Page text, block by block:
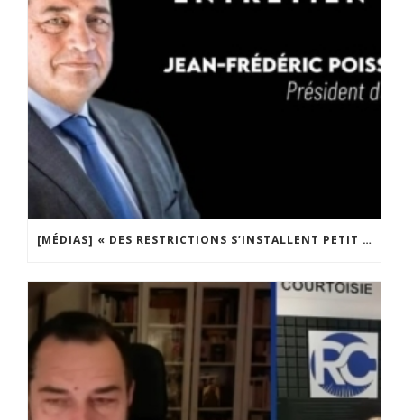
[MÉDIAS] « DES RESTRICTIONS S’INSTALLENT PETIT À PETIT DANS NOTRE PAYS » ENTRETIEN AVEC BOULEVARD VOLTAIRE